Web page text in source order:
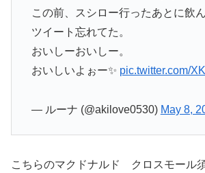
この前、スシロー行ったあとに飲ん
ツイート忘れてた。
おいしーおいしー。
おいしいよぉー✨ pic.twitter.com/
— ルーナ (@akilove0530) May 8,
こちらのマクドナルド クロスモール